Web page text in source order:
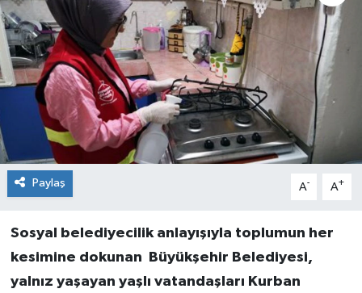
Paylaş A- A+
Sosyal belediyecilik anlayışıyla toplumun her
kesimine dokunan Büyükşehir Belediyesi,
yalnız yaşayan yaşlı vatandaşları Kurban